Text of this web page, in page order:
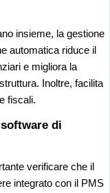
insieme, la gestione
automatica riduce il
e migliora la
Inoltre, facilita
fiscali.
di
verificare che il
integrato con il PMS